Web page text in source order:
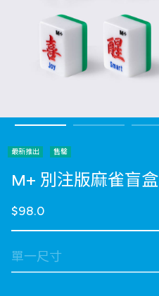
最新推出 售罄
M+ 別注版麻雀盲盒
$98.0